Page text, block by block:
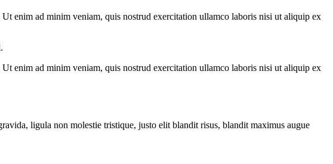
enim ad minim veniam, quis nostrud exercitation ullamco laboris nisi ut aliquip ex
enim ad minim veniam, quis nostrud exercitation ullamco laboris nisi ut aliquip ex
ligula non molestie tristique, justo elit blandit risus, blandit maximus augue